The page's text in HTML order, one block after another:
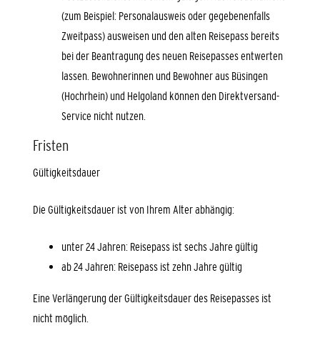
(zum Beispiel: Personalausweis oder gegebenenfalls
Zweitpass) ausweisen und den alten Reisepass bereits
bei der Beantragung des neuen Reisepasses entwerten
lassen. Bewohnerinnen und Bewohner aus Büsingen
(Hochrhein) und Helgoland können den Direktversand-
Service nicht nutzen.
Fristen
Gültigkeitsdauer
Die Gültigkeitsdauer ist von Ihrem Alter abhängig:
unter 24 Jahren: Reisepass ist sechs Jahre gültig
ab 24 Jahren: Reisepass ist zehn Jahre gültig
Eine Verlängerung der Gültigkeitsdauer des Reisepasses ist
nicht möglich.